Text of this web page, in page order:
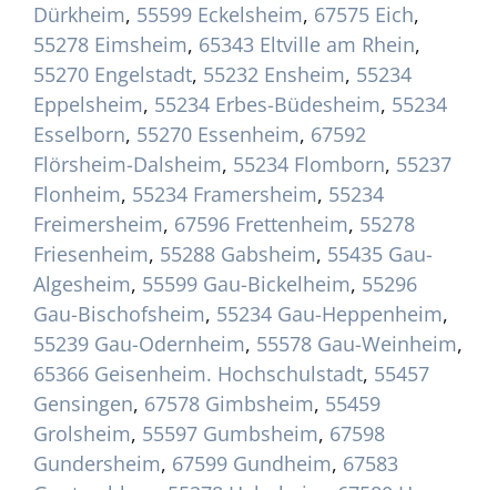
Dürkheim, 55599 Eckelsheim, 67575 Eich,
55278 Eimsheim, 65343 Eltville am Rhein,
55270 Engelstadt, 55232 Ensheim, 55234
Eppelsheim, 55234 Erbes-Büdesheim, 55234
Esselborn, 55270 Essenheim, 67592
Flörsheim-Dalsheim, 55234 Flomborn, 55237
Flonheim, 55234 Framersheim, 55234
Freimersheim, 67596 Frettenheim, 55278
Friesenheim, 55288 Gabsheim, 55435 Gau-
Algesheim, 55599 Gau-Bickelheim, 55296
Gau-Bischofsheim, 55234 Gau-Heppenheim,
55239 Gau-Odernheim, 55578 Gau-Weinheim,
65366 Geisenheim. Hochschulstadt, 55457
Gensingen, 67578 Gimbsheim, 55459
Grolsheim, 55597 Gumbsheim, 67598
Gundersheim, 67599 Gundheim, 67583